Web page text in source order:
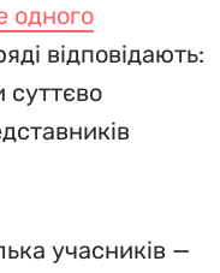
одного
відповідають:
суттєво
учасників —